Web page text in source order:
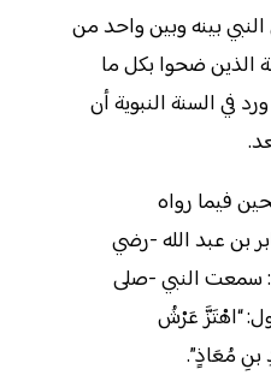
بينه وبين واحد من
الذين ضحوا بكل ما
في السنة النبوية أن
فيما رواه
بن عبد الله -رضي
سمعت النبي -صلى
“اهْتَزَّ عَرْشُ
مُعَاذٍ”.